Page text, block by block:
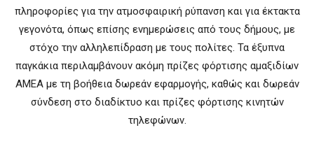
πληροφορίες για την ατμοσφαιρική ρύπανση και για έκτακτα
γεγονότα, όπως επίσης ενημερώσεις από τους δήμους, με
στόχο την αλληλεπίδραση με τους πολίτες. Τα έξυπνα
παγκάκια περιλαμβάνουν ακόμη πρίζες φόρτισης αμαξιδίων
ΑΜΕΑ με τη βοήθεια δωρεάν εφαρμογής, καθώς και δωρεάν
σύνδεση στο διαδίκτυο και πρίζες φόρτισης κινητών
τηλεφώνων.